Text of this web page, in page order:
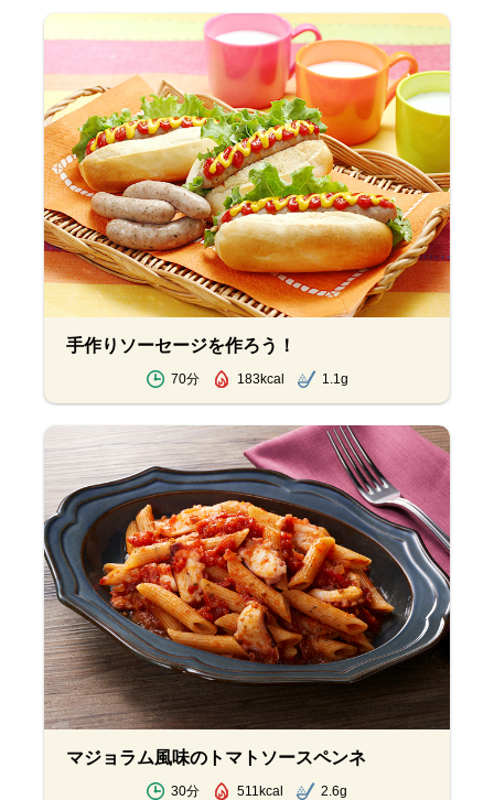
手作りソーセージを作ろう！
70分 183kcal 1.1g
マジョラム風味のトマトソースペンネ
30分 511kcal 2.6g